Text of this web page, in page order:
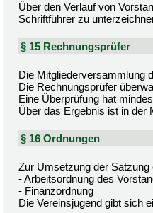
Über den Verlauf von
Schriftführer zu
§ 15 Rechnungsprüfer
Die Mitgliederversammlung
Die Rechnungsprüfer
Eine Überprüfung hat
Über das Ergebnis ist in der
§ 16 Ordnungen
Zur Umsetzung der Satzung
- Arbeitsordnung des
- Finanzordnung
Die Vereinsjugend gibt sich